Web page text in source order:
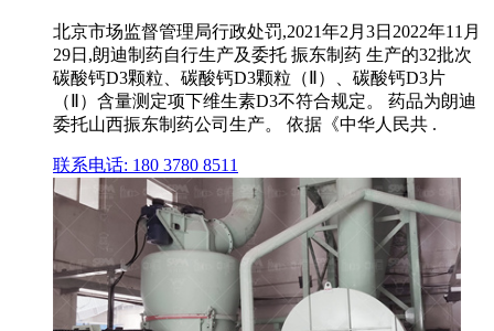
北京市场监督管理局行政处罚,2021年2月3日2022年11月
29日,朗迪制药自行生产及委托 振东制药 生产的32批次
碳酸钙D3颗粒、碳酸钙D3颗粒（Ⅱ）、碳酸钙D3片
（Ⅱ）含量测定项下维生素D3不符合规定。 药品为朗迪
委托山西振东制药公司生产。 依据《中华人民共 .
联系电话: 180 3780 8511